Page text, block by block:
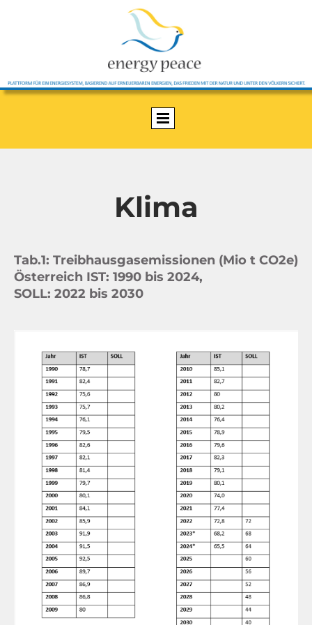
Klima
Tab.1: Treibhausgasemissionen (Mio t CO2e)
Österreich IST: 1990 bis 2024,
SOLL: 2022 bis 2030